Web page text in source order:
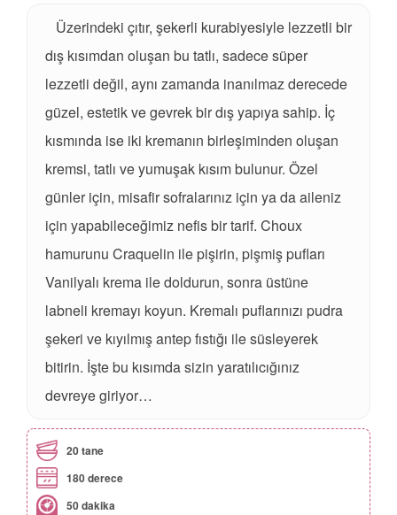
Üzerindeki çıtır, şekerli kurabiyesiyle lezzetli bir
dış kısımdan oluşan bu tatlı, sadece süper
lezzetli değil, aynı zamanda inanılmaz derecede
güzel, estetik ve gevrek bir dış yapıya sahip. İç
kısmında ise iki kremanın birleşiminden oluşan
kremsi, tatlı ve yumuşak kısım bulunur. Özel
günler için, misafir sofralarınız için ya da aileniz
için yapabileceğimiz nefis bir tarif. Choux
hamurunu Craquelin ile pişirin, pişmiş pufları
Vanilyalı krema ile doldurun, sonra üstüne
labneli kremayı koyun. Kremalı puflarınızı pudra
şekeri ve kıyılmış antep fıstığı ile süsleyerek
bitirin. İşte bu kısımda sizin yaratılıcığınız
devreye giriyor…
20 tane
180 derece
50 dakika